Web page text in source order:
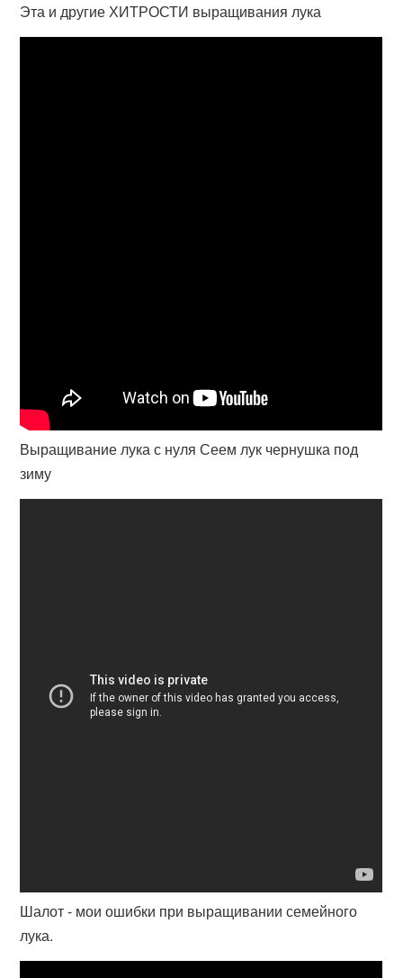
Эта и другие ХИТРОСТИ выращивания лука
Выращивание лука с нуля Сеем лук чернушка под
зиму
Шалот - мои ошибки при выращивании семейного
лука.